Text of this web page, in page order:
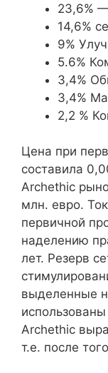
23,6%
14,6%
9%
5.6%
3,4%
3,4%
2,2 %
Цена при
составила
Archethic
млн. евро.
первичной
наделению
лет. Резерв
выделенные
Archethic
т.е. после